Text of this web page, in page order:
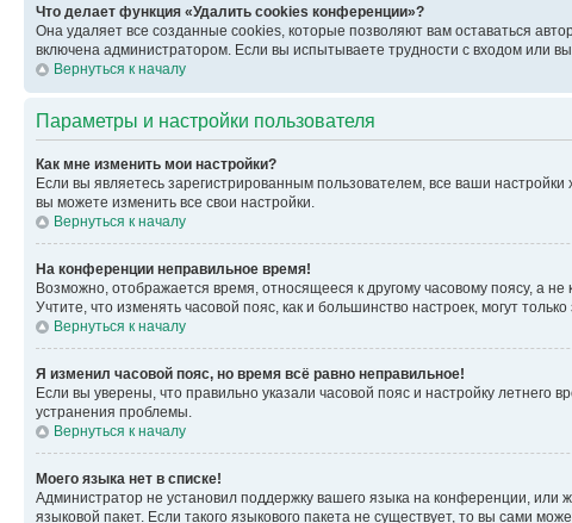
Что делает функция «Удалить cookies конференции»?
Она удаляет все созданные cookies, которые позволяют вам оставаться
включена администратором. Если вы испытываете трудности с входом или
Вернуться к началу
Параметры и настройки пользователя
Как мне изменить мои настройки?
Если вы являетесь зарегистрированным пользователем, все ваши
вы можете изменить все свои настройки.
Вернуться к началу
На конференции неправильное время!
Возможно, отображается время, относящееся к другому часовому поясу, а не
Учтите, что изменять часовой пояс, как и большинство настроек, могут
Вернуться к началу
Я изменил часовой пояс, но время всё равно неправильное!
Если вы уверены, что правильно указали часовой пояс и настройку
устранения проблемы.
Вернуться к началу
Моего языка нет в списке!
Администратор не установил поддержку вашего языка на конференции,
языковой пакет. Если такого языкового пакета не существует, то вы сами